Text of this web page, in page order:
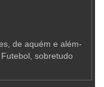
de aquém e além-
sobretudo